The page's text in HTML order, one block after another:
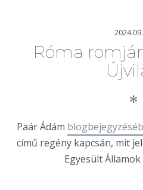
Róma
✻
Paár Ádám
című regény kapcsán, mit
Egyesült